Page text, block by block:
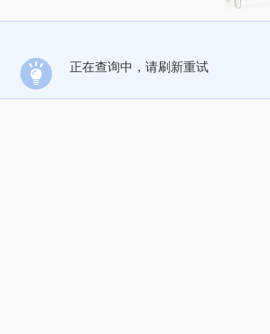
正在查询中，请刷新重试